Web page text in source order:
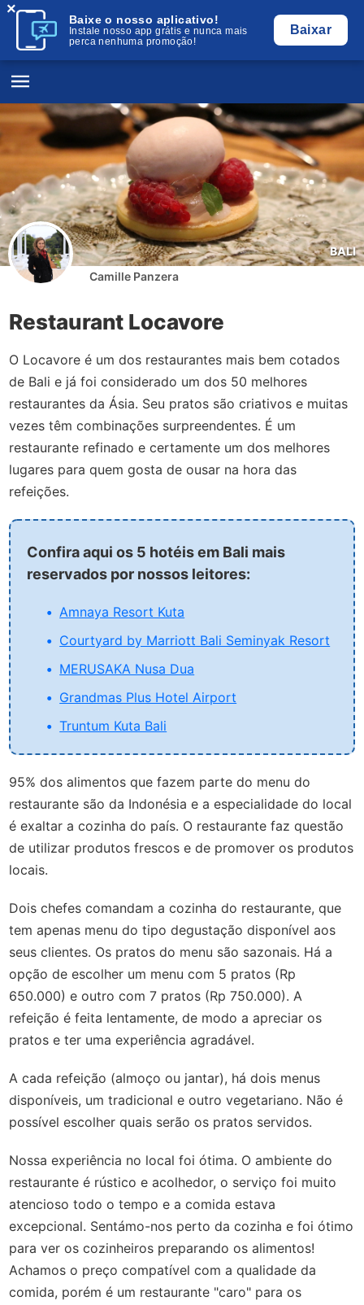
Baixe o nosso aplicativo!
Instale nosso app grátis e nunca mais
perca nenhuma promoção!
Baixar
×
BALI
Camille Panzera
Restaurant Locavore
O Locavore é um dos restaurantes mais bem cotados
de Bali e já foi considerado um dos 50 melhores
restaurantes da Ásia. Seu pratos são criativos e muitas
vezes têm combinações surpreendentes. É um
restaurante refinado e certamente um dos melhores
lugares para quem gosta de ousar na hora das
refeições.
Confira aqui os 5 hotéis em Bali mais
reservados por nossos leitores:
Amnaya Resort Kuta
Courtyard by Marriott Bali Seminyak Resort
MERUSAKA Nusa Dua
Grandmas Plus Hotel Airport
Truntum Kuta Bali
95% dos alimentos que fazem parte do menu do
restaurante são da Indonésia e a especialidade do local
é exaltar a cozinha do país. O restaurante faz questão
de utilizar produtos frescos e de promover os produtos
locais.
Dois chefes comandam a cozinha do restaurante, que
tem apenas menu do tipo degustação disponível aos
seus clientes. Os pratos do menu são sazonais. Há a
opção de escolher um menu com 5 pratos (Rp
650.000) e outro com 7 pratos (Rp 750.000). A
refeição é feita lentamente, de modo a apreciar os
pratos e ter uma experiência agradável.
A cada refeição (almoço ou jantar), há dois menus
disponíveis, um tradicional e outro vegetariano. Não é
possível escolher quais serão os pratos servidos.
Nossa experiência no local foi ótima. O ambiente do
restaurante é rústico e acolhedor, o serviço foi muito
atencioso todo o tempo e a comida estava
excepcional. Sentámo-nos perto da cozinha e foi ótimo
para ver os cozinheiros preparando os alimentos!
Achamos o preço compatível com a qualidade da
comida, porém é um restaurante "caro" para os